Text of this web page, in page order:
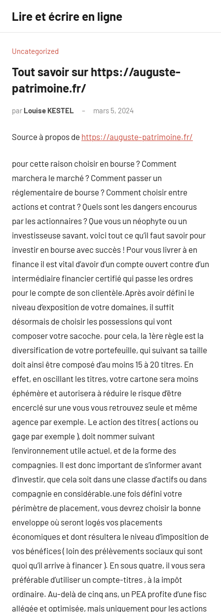
contenu
Lire et écrire en ligne
Uncategorized
Tout savoir sur https://auguste-
patrimoine.fr/
par Louise KESTEL mars 5, 2024
Source à propos de https://auguste-patrimoine.fr/
pour cette raison choisir en bourse ? Comment
marchera le marché ? Comment passer un
réglementaire de bourse ? Comment choisir entre
actions et contrat ? Quels sont les dangers encourus
par les actionnaires ? Que vous un néophyte ou un
investisseuse savant, voici tout ce qu’il faut savoir pour
investir en bourse avec succès ! Pour vous livrer à en
finance il est vital d’avoir d’un compte ouvert contre d’un
intermédiaire financier certifié qui passe les ordres
pour le compte de son clientèle.Après avoir défini le
niveau d’exposition de votre domaines, il suffit
désormais de choisir les possessions qui vont
composer votre sacoche. pour cela, la 1ère règle est la
diversification de votre portefeuille, qui suivant sa taille
doit ainsi être composé d’au moins 15 à 20 titres. En
effet, en oscillant les titres, votre cartone sera moins
éphémère et autorisera à réduire le risque d’être
encerclé sur une vous vous retrouvez seule et même
agence par exemple. Le action des titres ( actions ou
gage par exemple ), doit nommer suivant
l’environnement utile actuel, et de la forme des
compagnies. Il est donc important de s’informer avant
d’investir, que cela soit dans une classe d’actifs ou dans
compagnie en considérable.une fois défini votre
périmètre de placement, vous devrez choisir la bonne
enveloppe où seront logés vos placements
économiques et dont résultera le niveau d’imposition de
vos bénéfices ( loin des prélèvements sociaux qui sont
quoi qu’il arrive à financer ). En sous quatre, il vous sera
préférable d’utiliser un compte-titres , à la impôt
ordinaire. Au-delà de cinq ans, un PEA profite d’une fisc
allégée et optimisée, mais uniquement pour les actions